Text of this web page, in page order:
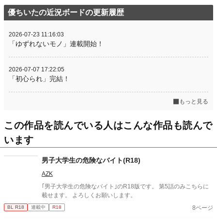
優ちいたの近況ボードの更新履歴
2026-07-23 11:16:03
「ゆずれないモノ」連載開始！
2026-07-07 17:22:05
「初心られ」完結！
もっと見る
この作品を読んでいる人はこんな作品も読んで
います
男子大学生の危険なバイト(R18)
AZK
｢男子大学生の危険なバイト｣のR18版です。 第5話のみこちらに
載せます。 よろしくお願いします。
BL R18 連載中 R18 8ページ